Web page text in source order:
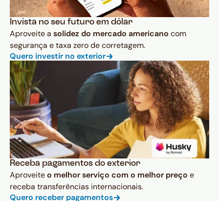
Invista no seu futuro em dólar
Aproveite a solidez do mercado americano com
segurança e taxa zero de corretagem.
Quero investir no exterior
Receba pagamentos do exterior
Aproveiteo melhor serviço com o melhor preço e
receba transferências internacionais.
Quero receber pagamentos